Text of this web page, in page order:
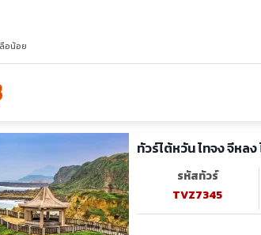
อน้อย
ทัวร์ไต้หวัน ไทจง จีหลง
รหัสทัวร์
TVZ7345